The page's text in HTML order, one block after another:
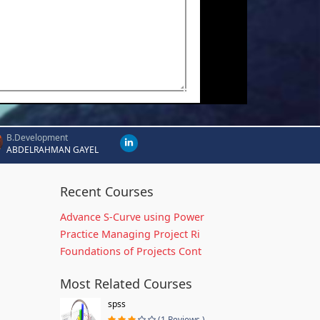
B.Development
ABDELRAHMAN GAYEL
Recent Courses
Advance S-Curve using Power
Practice Managing Project Ri
Foundations of Projects Cont
Most Related Courses
spss